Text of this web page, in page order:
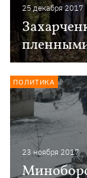
25 декабря 2017
23 ноября 2017
ПОЛИТИКА